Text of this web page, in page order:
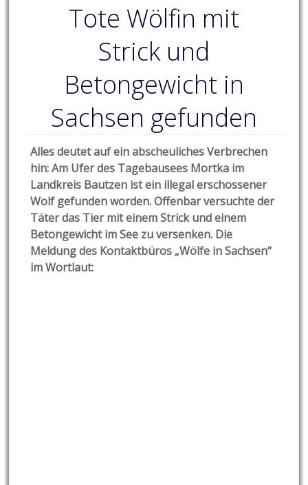
Tote Wölfin mit
Strick und
Betongewicht in
Sachsen gefunden
Alles deutet auf ein abscheuliches Verbrechen
hin: Am Ufer des Tagebausees Mortka im
Landkreis Bautzen ist ein illegal erschossener
Wolf gefunden worden. Offenbar versuchte der
Täter das Tier mit einem Strick und einem
Betongewicht im See zu versenken. Die
Meldung des Kontaktbüros „Wölfe in Sachsen“
im Wortlaut: